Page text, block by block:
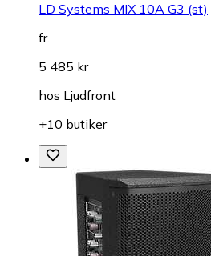
LD Systems MIX 10A G3 (st)
fr.
5 485 kr
hos Ljudfront
+10 butiker